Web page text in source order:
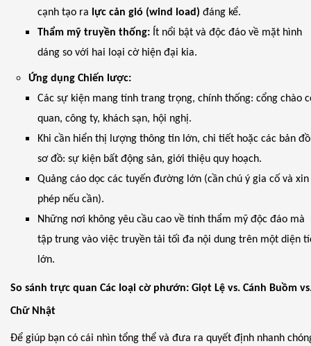
cạnh tạo ra lực cản gió (wind load) đáng kể.
Thẩm mỹ truyền thống: Ít nổi bật và độc đáo về mặt hình
dáng so với hai loại cờ hiện đại kia.
Ứng dụng Chiến lược:
Các sự kiện mang tính trang trọng, chính thống: cổng chào
quan, công ty, khách sạn, hội nghị.
Khi cần hiển thị lượng thông tin lớn, chi tiết hoặc các bản
sơ đồ: sự kiện bất động sản, giới thiệu quy hoạch.
Quảng cáo dọc các tuyến đường lớn (cần chú ý gia cố và xin
phép nếu cần).
Những nơi không yêu cầu cao về tính thẩm mỹ độc đáo mà
tập trung vào việc truyền tải tối đa nội dung trên một diện
lớn.
So sánh trực quan Các loại cờ phướn: Giọt Lệ vs. Cánh Buồm
Chữ Nhật
Để giúp bạn có cái nhìn tổng thể và đưa ra quyết định nhanh